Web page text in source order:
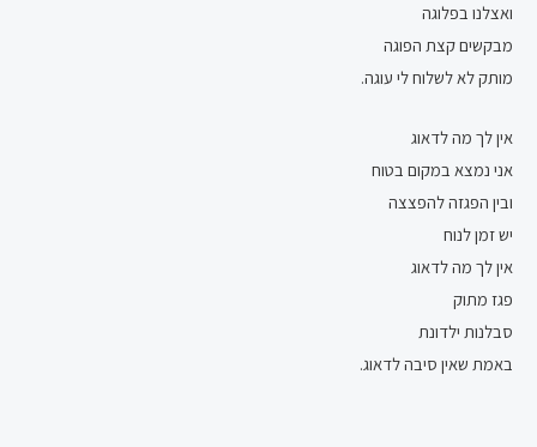
ואצלנו בפלוגה
מבקשים קצת הפוגה
מותק לא לשלוח לי עוגה.
אין לך מה לדאוג
אני נמצא במקום בטוח
ובין הפגזה להפצצה
יש זמן לנוח
אין לך מה לדאוג
פגז מתוק
סבלנות ילדונת
באמת שאין סיבה לדאוג.